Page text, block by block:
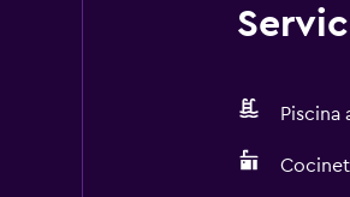
Piscina